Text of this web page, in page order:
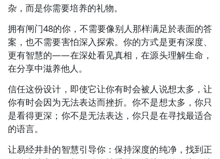
杂，而是你需要培养的礼物。
拥有闸门48的你，不需要像别人那样满足於表面的答
案，也不需要害怕深入探索。你的方式是更有深度、
更有智慧的——在深处看见真相，在源头理解生命，
在分享中滋养他人。
信任这份设计，即使它让你有时会被人说想太多，让
你有时会因为无法表达而挫折。你不是想太多，你只
是看得更深；你不是无法表达，你只是在寻找最适合
的语言。
让易经井卦的智慧引导你：保持深度的纯净，找到正